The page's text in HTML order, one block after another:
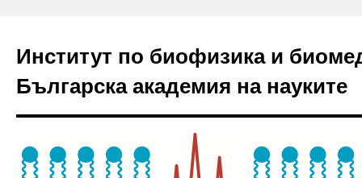
Институт по биофизика и
Българска академия на науките